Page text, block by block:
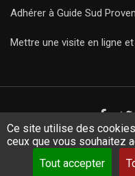
Ce site utilise des
ceux que vous souhaitez
Tout accepter
Adhérer à Guide Sud
Mettre une visite en ligne
Copyright Guides 2021.
web sur